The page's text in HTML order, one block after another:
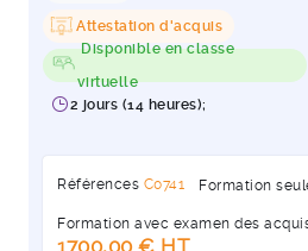
Attestation d'acquis
Disponible en classe
virtuelle
2 jours (14 heures);
Références C0741 Formation
Formation avec examen des
1700,00 € HT